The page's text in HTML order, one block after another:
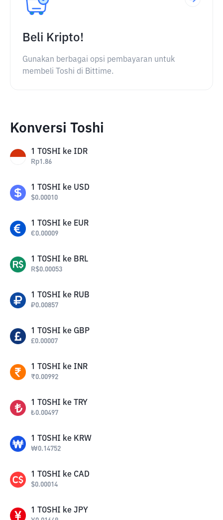
Beli Kripto!
Gunakan berbagai opsi pembayaran untuk
membeli Toshi di Bittime.
Konversi Toshi
1 TOSHI ke IDR
Rp1.86
1 TOSHI ke USD
$0.00010
1 TOSHI ke EUR
€0.00009
1 TOSHI ke BRL
R$0.00053
1 TOSHI ke RUB
₽0.00857
1 TOSHI ke GBP
£0.00007
1 TOSHI ke INR
₹0.00992
1 TOSHI ke TRY
₺0.00497
1 TOSHI ke KRW
₩0.14752
1 TOSHI ke CAD
$0.00014
1 TOSHI ke JPY